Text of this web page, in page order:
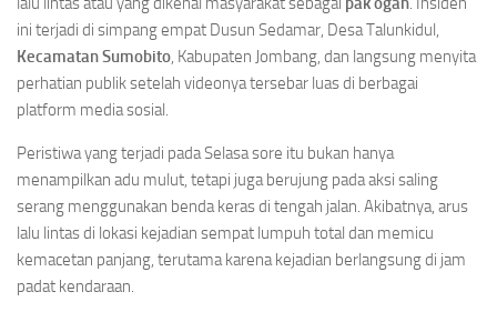
ini terjadi di simpang empat Dusun Sedamar, Desa Talunkidul,
Kecamatan Sumobito, Kabupaten Jombang, dan langsung menyita
perhatian publik setelah videonya tersebar luas di berbagai
platform media sosial.
Peristiwa yang terjadi pada Selasa sore itu bukan hanya
menampilkan adu mulut, tetapi juga berujung pada aksi saling
serang menggunakan benda keras di tengah jalan. Akibatnya, arus
lalu lintas di lokasi kejadian sempat lumpuh total dan memicu
kemacetan panjang, terutama karena kejadian berlangsung di jam
padat kendaraan.